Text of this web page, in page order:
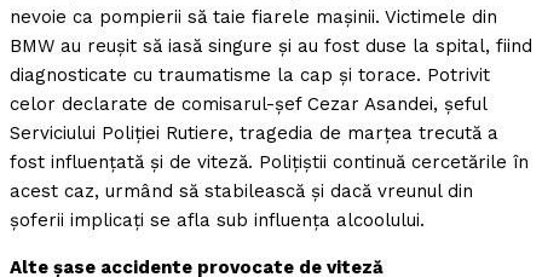
nevoie ca pompierii să taie fiarele maşinii. Victimele din
BMW au reuşit să iasă singure şi au fost duse la spital, fiind
diagnosticate cu traumatisme la cap şi torace. Potrivit
celor declarate de comisarul-şef Cezar Asandei, şeful
Serviciului Poliţiei Rutiere, tragedia de marţea trecută a
fost influenţată şi de viteză. Poliţiştii continuă cercetările în
acest caz, urmând să stabilească şi dacă vreunul din
şoferii implicaţi se afla sub influenţa alcoolului.
Alte şase accidente provocate de viteză